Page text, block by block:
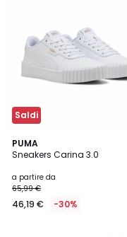
Saldi
PUMA
Sneakers Carina 3.0
a partire da
65,99 €
46,19 € -30%
5
/
2
Colori